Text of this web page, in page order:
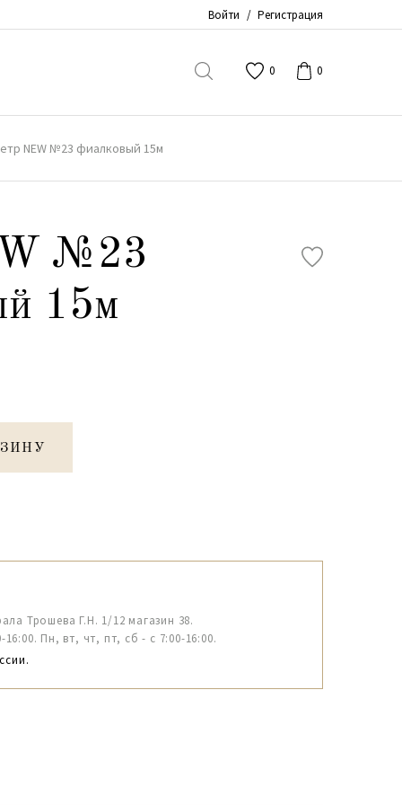
Войти / Регистрация
0 0
NEW №23 фиалковый 15м
№23
15м
Трошева Г.Н. 1/12 магазин 38.
16:00. Пн, вт, чт, пт, сб - с 7:00-16:00.